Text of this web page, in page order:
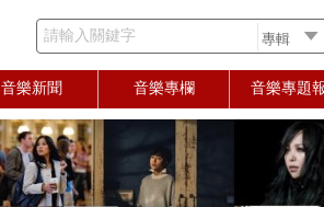
請輸入關鍵字
音樂新聞 音樂專欄 音樂專題